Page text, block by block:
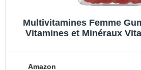
Multivitamines Femme
Vitamines et Minéraux
Amazon